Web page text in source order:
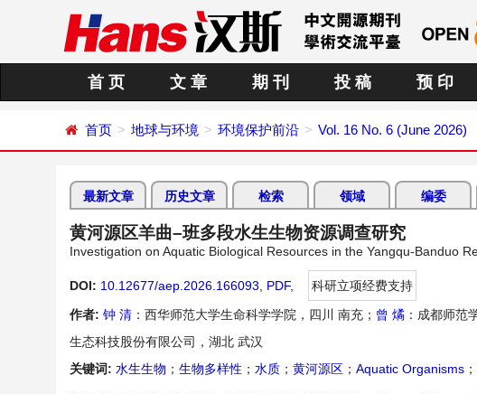
首 页 文 章 期 刊 投 稿 预 印
首页 地球与环境 环境保护前沿 Vol. 16 No. 6 (June 2026)
最新文章 历史文章 检索 领域 编委
黄河源区羊曲–班多段水生生物资源调查研究
Investigation on Aquatic Biological Resources in the Yangqu-Banduo
DOI: 10.12677/aep.2026.166093 PDF,
科研立项经费支持
作者: 钟 清 ：西华师范大学生命科学学院，四川 南充； 曾 燏 ：成都师范
生态科技股份有限公司，湖北 武汉
关键词: 水生生物 ； 生物多样性 ； 水质 ； 黄河源区 ； Aquatic Organisms ；